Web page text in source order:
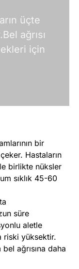
üçte
ağrısı
için
bir
Hastaların
birlikte nüksler
sıklık 45-60
süre
aletle
riski yüksektir.
ağrısına daha